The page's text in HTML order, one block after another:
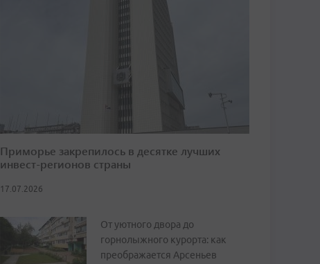
Приморье закрепилось в десятке лучших
инвест-регионов страны
17.07.2026
От уютного двора до
горнолыжного курорта: как
преображается Арсеньев